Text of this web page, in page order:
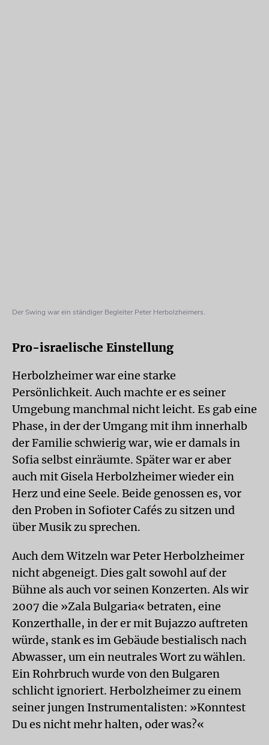
Der Swing war ein ständiger Begleiter Peter Herbolzheimers.
Pro-israelische Einstellung
Herbolzheimer war eine starke
Persönlichkeit. Auch machte er es seiner
Umgebung manchmal nicht leicht. Es gab eine
Phase, in der der Umgang mit ihm innerhalb
der Familie schwierig war, wie er damals in
Sofia selbst einräumte. Später war er aber
auch mit Gisela Herbolzheimer wieder ein
Herz und eine Seele. Beide genossen es, vor
den Proben in Sofioter Cafés zu sitzen und
über Musik zu sprechen.
Auch dem Witzeln war Peter Herbolzheimer
nicht abgeneigt. Dies galt sowohl auf der
Bühne als auch vor seinen Konzerten. Als wir
2007 die »Zala Bulgaria« betraten, eine
Konzerthalle, in der er mit Bujazzo auftreten
würde, stank es im Gebäude bestialisch nach
Abwasser, um ein neutrales Wort zu wählen.
Ein Rohrbruch wurde von den Bulgaren
schlicht ignoriert. Herbolzheimer zu einem
seiner jungen Instrumentalisten: »Konntest
Du es nicht mehr halten, oder was?«